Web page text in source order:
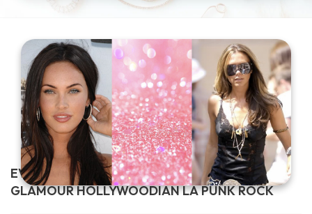
EVOLUTIA BIJUTERIILOR IN 100 DE ANI: DE LA
GLAMOUR HOLLYWOODIAN LA PUNK ROCK